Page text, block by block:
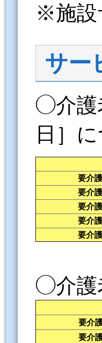
※施設
サー
◯介護
日］に
要介
要介
要介
要介
要介
◯介護
要介
要介